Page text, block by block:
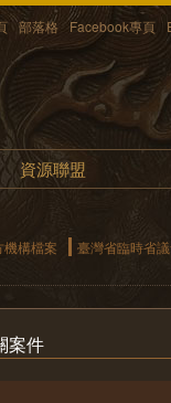
部落格 Facebook專頁
資源聯盟
機構檔案 臺灣省臨時省
案件